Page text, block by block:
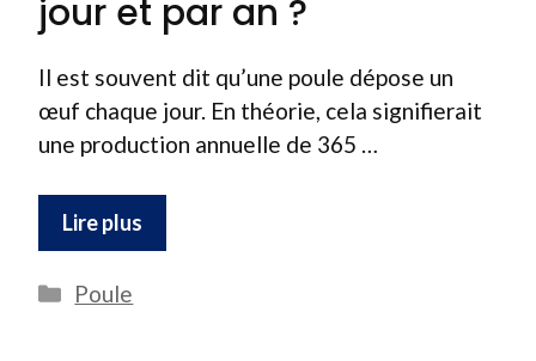
jour et par an ?
Il est souvent dit qu’une poule dépose un
œuf chaque jour. En théorie, cela signifierait
une production annuelle de 365 …
Lire plus
Catégories
Poule